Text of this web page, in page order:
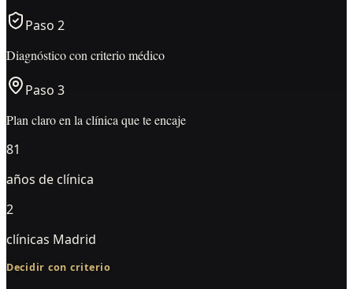
Paso 2
Diagnóstico con criterio médico
Paso 3
Plan claro en la clínica que te encaje
81
años de clínica
2
clínicas Madrid
Decidir con criterio